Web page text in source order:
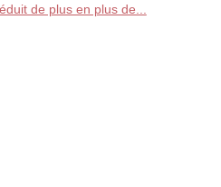
de plus en plus de...